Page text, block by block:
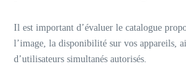
Il est important d’évaluer le catalogue
l’image, la disponibilité sur vos appareils,
d’utilisateurs simultanés autorisés.